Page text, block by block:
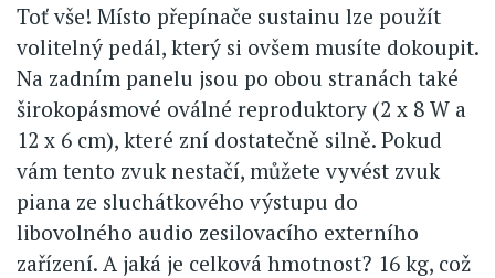
Toť vše! Místo přepínače sustainu lze použít
volitelný pedál, který si ovšem musíte dokoupit.
Na zadním panelu jsou po obou stranách také
širokopásmové oválné reproduktory (2 x 8 W a
12 x 6 cm), které zní dostatečně silně. Pokud
vám tento zvuk nestačí, můžete vyvést zvuk
piana ze sluchátkového výstupu do
libovolného audio zesilovacího externího
zařízení. A jaká je celková hmotnost? 16 kg, což